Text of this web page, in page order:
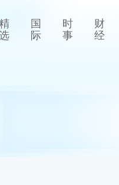
国
际
时
事
财
经